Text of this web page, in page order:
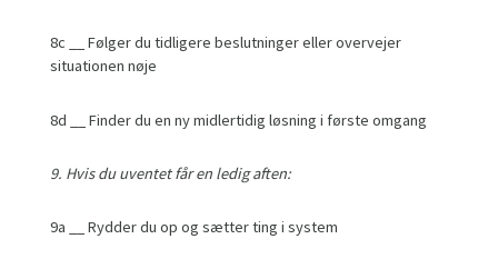
8c __ Følger du tidligere beslutninger eller overvejer
situationen nøje
8d __ Finder du en ny midlertidig løsning i første omgang
9. Hvis du uventet får en ledig aften:
9a __ Rydder du op og sætter ting i system